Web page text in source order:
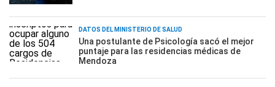
DATOS DEL MINISTERIO DE SALUD
Una postulante de Psicología sacó el mejor
puntaje para las residencias médicas de
Mendoza